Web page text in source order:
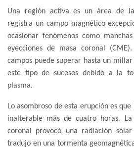
Una región activa es un área de
registra un campo magnético
ocasionar fenómenos como
eyecciones de masa coronal
campos puede superar hasta un
este tipo de sucesos debido a la
plasma.
Lo asombroso de esta erupción es
inalterable más de cuatro horas.
coronal provocó una radiación
tradujo en una tormenta